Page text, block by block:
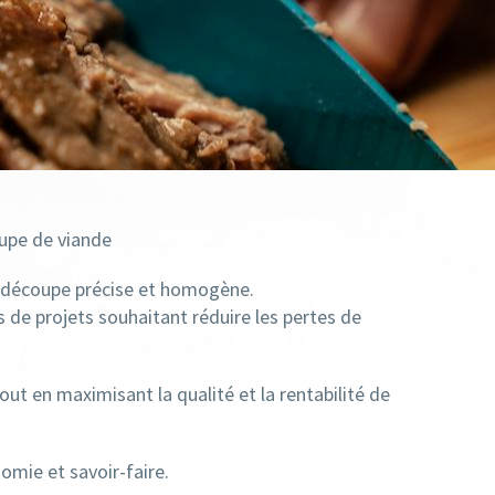
de viande
précise et homogène.
projets souhaitant réduire les pertes de
en maximisant la qualité et la rentabilité de
et savoir-faire.